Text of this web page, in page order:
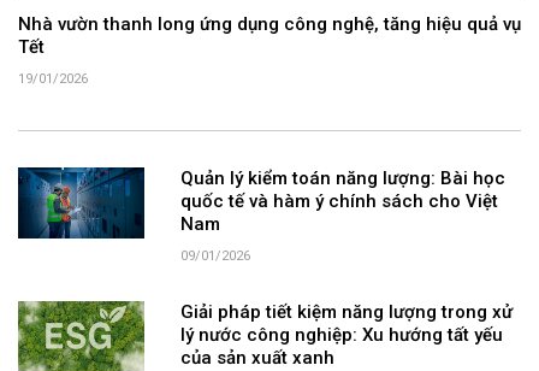
Nhà vườn thanh long ứng dụng công nghệ, tăng hiệu quả vụ
Tết
19/01/2026
Quản lý kiểm toán năng lượng: Bài học
quốc tế và hàm ý chính sách cho Việt
Nam
09/01/2026
Giải pháp tiết kiệm năng lượng trong xử
lý nước công nghiệp: Xu hướng tất yếu
của sản xuất xanh